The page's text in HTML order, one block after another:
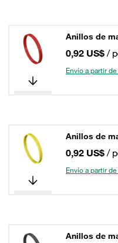
Anillos de
0,92 US$ /
Envío a partir
Anillos de
0,92 US$ /
Envío a partir
Anillos de